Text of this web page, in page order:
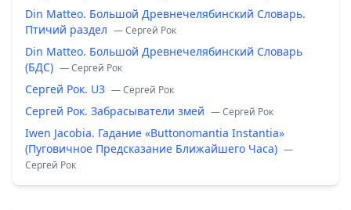
Din Matteo. Большой Древнечелябинский Словарь.
Птичий раздел — Сергей Рок
Din Matteo. Большой Древнечелябинский Словарь
(БДС) — Сергей Рок
Сергей Рок. U3 — Сергей Рок
Сергей Рок. Забрасыватели змей — Сергей Рок
Iwen Jacobia. Гадание «Buttonomantia Instantia»
(Пуговичное Предсказание Ближайшего Часа) —
Сергей Рок